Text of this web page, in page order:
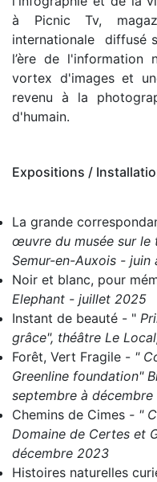
à Picnic Tv,
internationale diffusé
l’ère de l'information
vortex d'images et
revenu à la
d'humain.
Expositions /
La grande
œuvre du musée sur le
Semur-en-Auxois - juin
Noir et blanc, pour
Elephant - juillet 2025
Instant de beauté - "
grâce", théâtre Le
Forêt, Vert Fragile - "
Greenline foundation"
septembre à
Chemins de Cimes - " C
Domaine de Certes et
décembre 2023
Histoires naturelles